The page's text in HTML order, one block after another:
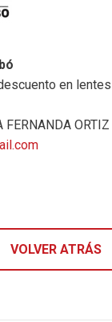
en
FERNANDA
VOLVER ATRÁS